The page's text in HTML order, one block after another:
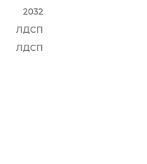
2032
ЛДСП
ЛДСП